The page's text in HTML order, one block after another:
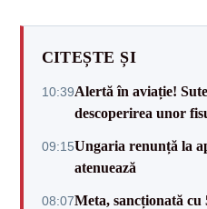
CITEȘTE ȘI
10:39Alertă în aviație!
descoperirea unor
09:15Ungaria renunță la
atenuează
08:07Meta, sancționată cu